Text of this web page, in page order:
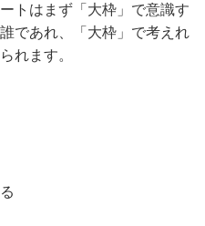
トはまず「大枠」で意識す
であれ、「大枠」で考えれ
れます。